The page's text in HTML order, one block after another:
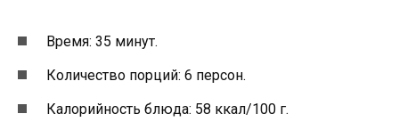
Время: 35 минут.
Количество порций: 6 персон.
Калорийность блюда: 58 ккал/100 г.